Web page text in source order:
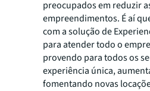
preocupados em reduzir
empreendimentos. É aí
com a solução de
para atender todo o
provendo para todos os
experiência única,
fomentando novas